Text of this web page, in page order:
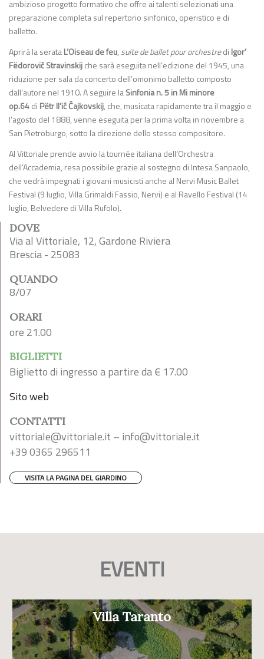
ambizioso progetto formativo che offre ai talenti selezionati una
preparazione completa sul repertorio sinfonico, operistico e di
balletto.
Aprirà la serataL’Oiseau de feu, suite de balletpour orchestredi Igor’
Fëdorovič Stravinskijche sarà eseguita nell’edizione del 1945, una
riduzione per sala da concerto dell’omonimo balletto composto
dall’autore nel 1910. A seguire laSinfonia n. 5in Mi minore
op.64di Pëtr Il’ič Čajkovskij, che, musicata rapidamente tra il maggio e
l’agosto del 1888, venne eseguita per la prima volta in novembre a
San Pietroburgo, sotto la direzione dello stesso compositore.
Al Vittoriale prende avvio la tournée italiana dell’Orchestra
dell’Accademia, resa possibile grazie al sostegno di Intesa Sanpaolo,
che vedrà impegnati i giovani musicisti anche al Nervi Music Ballet
Festival (9 luglio, Villa Grimaldi Fassio, Nervi) e al Ravello Festival (14
luglio, Belvedere di Villa Rufolo).
DOVE
Via al Vittoriale, 12, Gardone Riviera
Brescia - 25083
QUANDO
8/07
ORARI
ore 21.00
BIGLIETTI
Biglietto di ingresso a partire da € 17.00
Sito web
CONTATTI
vittoriale@vittoriale.it – info@vittoriale.it
+39 0365 296511
VISITA LA PAGINA DEL GIARDINO
EVENTI
Villa Taranto